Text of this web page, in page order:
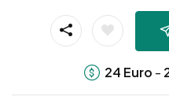
24 Euro -